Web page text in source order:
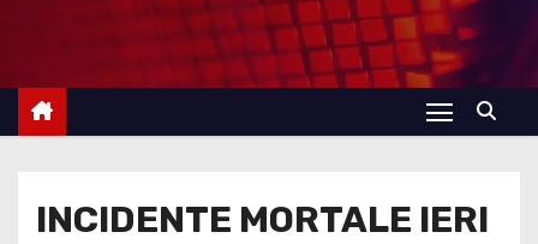
INCIDENTE MORTALE IERI